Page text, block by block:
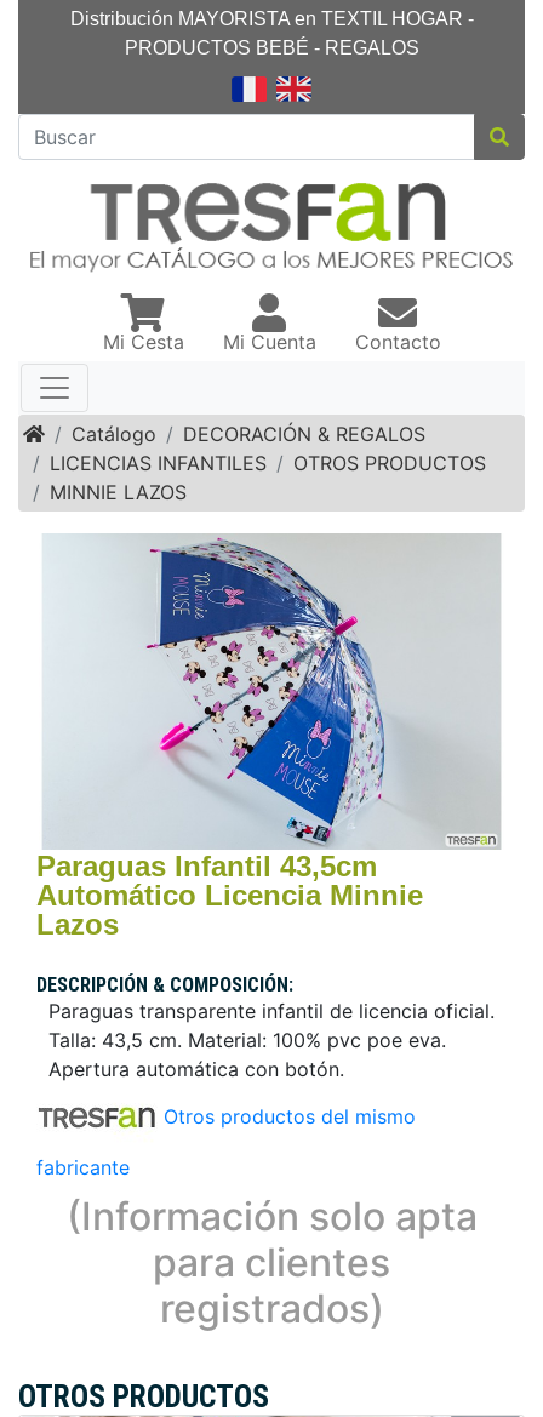
Distribución MAYORISTA en TEXTIL HOGAR -
PRODUCTOS BEBÉ - REGALOS
Mi Cesta Mi Cuenta Contacto
InicioCatálogo
DECORACIÓN & REGALOS
LICENCIAS INFANTILES
OTROS PRODUCTOS
MINNIE LAZOS
Paraguas Infantil 43,5cm
Automático Licencia Minnie
Lazos
DESCRIPCIÓN & COMPOSICIÓN:
Paraguas transparente infantil de licencia oficial.
Talla: 43,5 cm. Material: 100% pvc poe eva.
Apertura automática con botón.
Otros productos del mismo
fabricante
(Información solo apta
para clientes
registrados)
OTROS PRODUCTOS